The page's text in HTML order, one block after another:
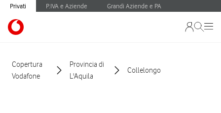
Privati P.IVA e Aziende Grandi Aziende e PA
Copertura
Vodafone
Provincia di
L'Aquila
Collelongo